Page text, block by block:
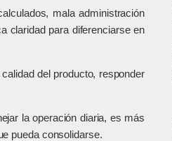
mala administración
claridad para diferenciarse en
del producto, responder
la operación diaria, es más
pueda consolidarse.